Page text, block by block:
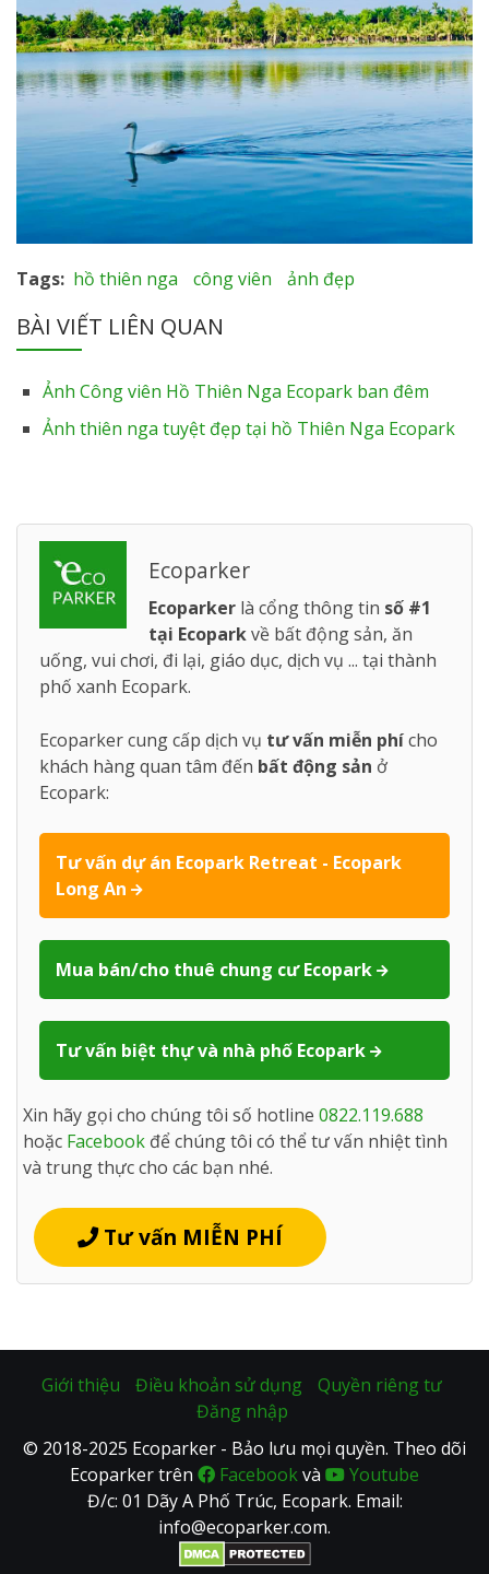
Tags hồ thiên nga công viên ảnh đẹp
BÀI VIẾT LIÊN QUAN
Ảnh Công viên Hồ Thiên Nga Ecopark ban đêm
Ảnh thiên nga tuyệt đẹp tại hồ Thiên Nga Ecopark
Ecoparker
Ecoparker là cổng thông tin số #1
tại Ecoparkvề bất động sản, ăn
uống, vui chơi, đi lại, giáo dục, dịch vụ ... tại thành
phố xanh Ecopark.
Ecoparker cung cấp dịch vụ tư vấn miễn phícho
khách hàng quan tâm đến bất động sản ở
Ecopark:
Tư vấn dự án Ecopark Retreat - Ecopark
Long An
Mua bán/cho thuê chung cư Ecopark
Tư vấn biệt thự và nhà phố Ecopark
Xin hãy gọi cho chúng tôi số hotline 0822.119.688
hoặc Facebook để chúng tôi có thể tư vấn nhiệt tình
và trung thực cho các bạn nhé.
Tư vấn MIỄN PHÍ
Giới thiệu Điều khoản sử dụng
Quyền riêng tư
Đăng nhập
© 2018-2025 Ecoparker - Bảo lưu mọi quyền. Theo dõi
Ecoparker trên
Facebookvà
Youtube
Đ/c: 01 Dãy A Phố Trúc, Ecopark. Email:
info@ecoparker.com.